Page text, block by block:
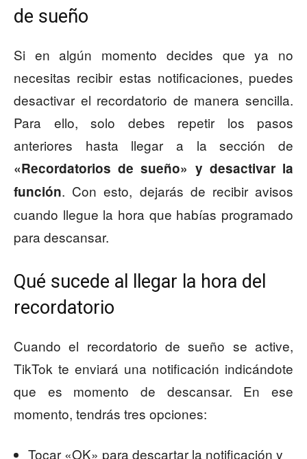
de sueño
Si en algún momento decides que ya no
necesitas recibir estas notificaciones, puedes
desactivar el recordatorio de manera sencilla.
Para ello, solo debes repetir los pasos
anteriores hasta llegar a la sección de
«Recordatorios de sueño» y desactivar la
función. Con esto, dejarás de recibir avisos
cuando llegue la hora que habías programado
para descansar.
Qué sucede al llegar la hora del
recordatorio
Cuando el recordatorio de sueño se active,
TikTok te enviará una notificación indicándote
que es momento de descansar. En ese
momento, tendrás tres opciones:
Tocar «OK» para descartar la notificación y